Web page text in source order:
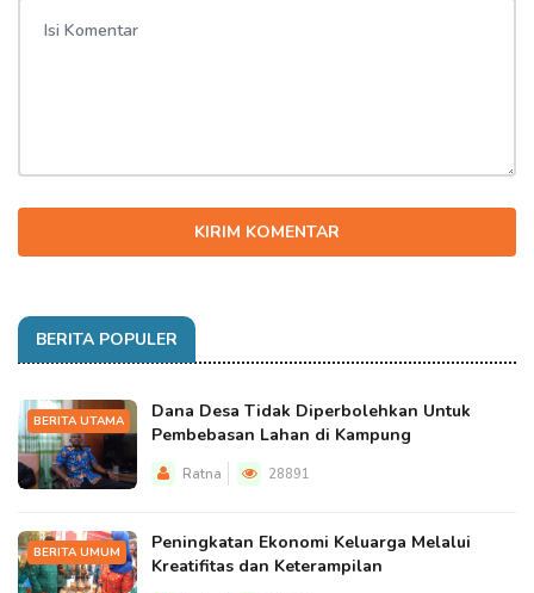
KIRIM KOMENTAR
BERITA POPULER
BERITA UTAMA
Dana Desa Tidak Diperbolehkan Untuk
Pembebasan Lahan di Kampung
Ratna 28891
BERITA UMUM
Peningkatan Ekonomi Keluarga Melalui
Kreatifitas dan Keterampilan